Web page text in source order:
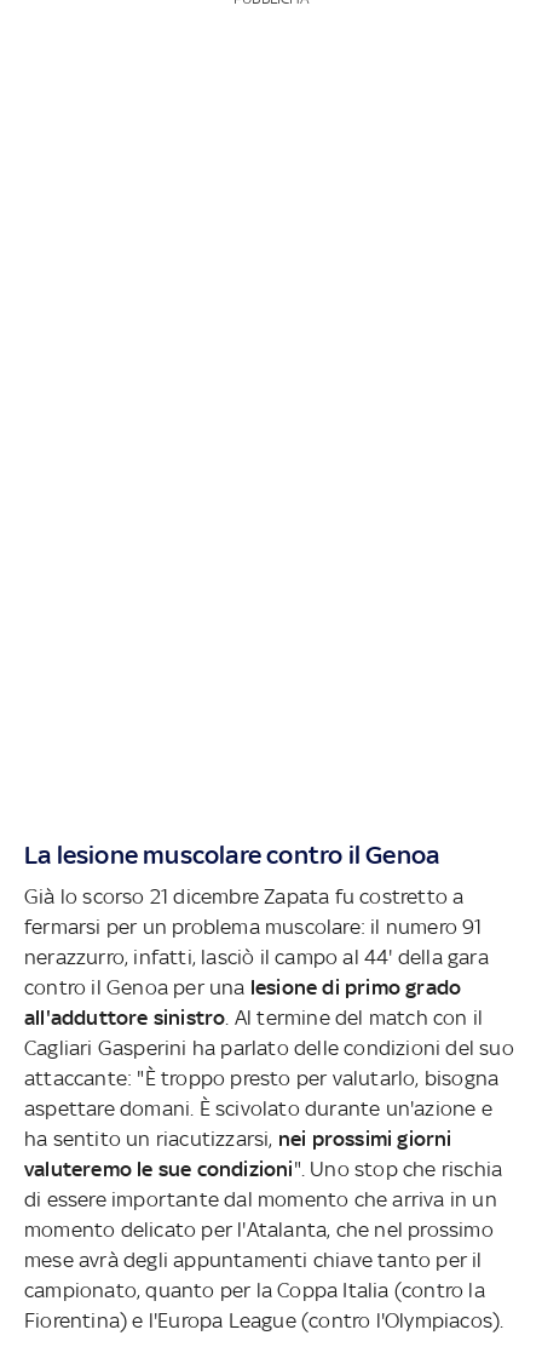
La lesione muscolare contro il Genoa
Già lo scorso 21 dicembre Zapata fu costretto a
fermarsi per un problema muscolare: il numero 91
nerazzurro, infatti, lasciò il campo al 44' della gara
contro il Genoa per una lesione di primo grado
all'adduttore sinistro . Al termine del match con il
Cagliari Gasperini ha parlato delle condizioni del suo
attaccante: "È troppo presto per valutarlo, bisogna
aspettare domani. È scivolato durante un'azione e
ha sentito un riacutizzarsi, nei prossimi giorni
valuteremo le sue condizioni". Uno stop che rischia
di essere importante dal momento che arriva in un
momento delicato per l'Atalanta, che nel prossimo
mese avrà degli appuntamenti chiave tanto per il
campionato, quanto per la Coppa Italia (contro la
Fiorentina) e l'Europa League (contro l'Olympiacos).